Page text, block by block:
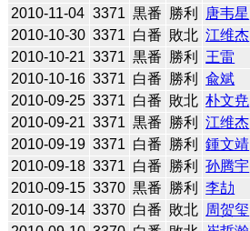
2010-11-04 3371 黒番 勝利 唐韦星
2010-10-30 3371 白番 敗北 江维杰
2010-10-21 3371 黒番 勝利 王雷
2010-10-16 3371 白番 勝利 兪斌
2010-09-25 3371 白番 敗北 朴文尭
2010-09-21 3371 黒番 勝利 江维杰
2010-09-19 3371 白番 勝利 鍾文靖
2010-09-18 3371 白番 勝利 孙腾宇
2010-09-15 3370 黒番 勝利 李劼
2010-09-14 3370 白番 敗北 周贺玺